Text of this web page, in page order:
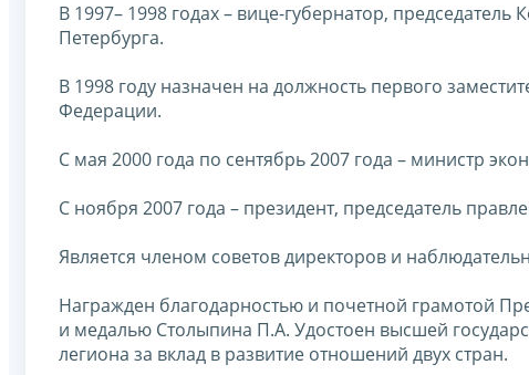
В 1997– 1998 годах – вице-губернатор,
Петербурга.
В 1998 году назначен на должность первого
Федерации.
С мая 2000 года по сентябрь 2007 года – министр
С ноября 2007 года – президент, председатель
Является членом советов директоров и
Награжден благодарностью и почетной грамотой
и медалью Столыпина П.А. Удостоен высшей
легиона за вклад в развитие отношений двух стран.